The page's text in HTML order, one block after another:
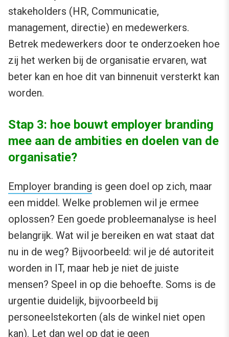
stakeholders (HR, Communicatie,
management, directie) en medewerkers.
Betrek medewerkers door te onderzoeken hoe
zij het werken bij de organisatie ervaren, wat
beter kan en hoe dit van binnenuit versterkt kan
worden.
Stap 3: hoe bouwt employer branding
mee aan de ambities en doelen van de
organisatie?
Employer branding is geen doel op zich, maar
een middel. Welke problemen wil je ermee
oplossen? Een goede probleemanalyse is heel
belangrijk. Wat wil je bereiken en wat staat dat
nu in de weg? Bijvoorbeeld: wil je dé autoriteit
worden in IT, maar heb je niet de juiste
mensen? Speel in op die behoefte. Soms is de
urgentie duidelijk, bijvoorbeeld bij
personeelstekorten (als de winkel niet open
kan). Let dan wel op dat je geen